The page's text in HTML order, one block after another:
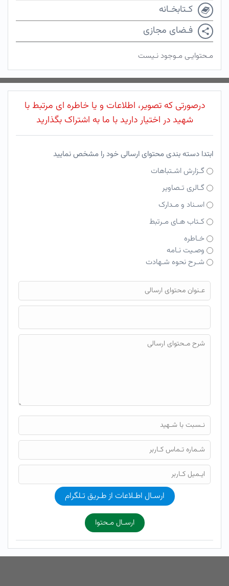
کـتابخـانه
فـضای مجازی
مـحتوایـی مـوجود نـیست
درصورتی که تصویر، اطلاعات و یا خاطره ای مرتبط با
شهید در اختیار دارید با ما به اشتراک بگذارید
ابتدا دسته بندی محتوای ارسالی خود را مشخص نمایید
گـزارش اشـتباهات
گـالری تـصاویر
اسـناد و مـدارک
کـتاب هـای مـرتبط
خـاطره
وصـیت نـامه
شـرح نحوه شـهادت
فایل محتوای ارسالی
ارسـال اطـلاعات از طـریق تـلگرام
ارسـال مـحتوا